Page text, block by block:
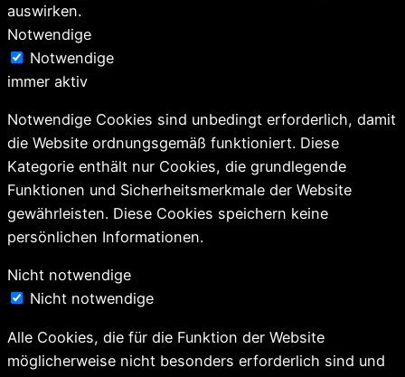
auswirken.
Notwendige
Notwendige
immer aktiv
Notwendige Cookies sind unbedingt erforderlich, damit
die Website ordnungsgemäß funktioniert. Diese
Kategorie enthält nur Cookies, die grundlegende
Funktionen und Sicherheitsmerkmale der Website
gewährleisten. Diese Cookies speichern keine
persönlichen Informationen.
Nicht notwendige
Nicht notwendige
Alle Cookies, die für die Funktion der Website
möglicherweise nicht besonders erforderlich sind und